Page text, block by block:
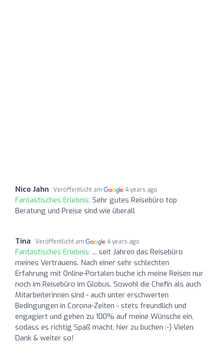
Nico Jahn Veröffentlicht am 4 years ago
Fantastisches Erlebnis: Sehr gutes Reisebüro top
Beratung und Preise sind wie überall
Tina Veröffentlicht am 4 years ago
Fantastisches Erlebnis: ... seit Jahren das Reisebüro
meines Vertrauens. Nach einer sehr schlechten
Erfahrung mit Online-Portalen buche ich meine Reisen nur
noch im Reisebüro im Globus. Sowohl die Chefin als auch
Mitarbeiterinnen sind - auch unter erschwerten
Bedingungen in Corona-Zeiten - stets freundlich und
engagiert und gehen zu 100% auf meine Wünsche ein,
sodass es richtig Spaß macht, hier zu buchen :-) Vielen
Dank & weiter so!